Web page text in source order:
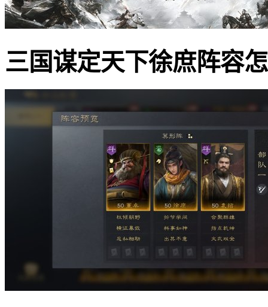
三国谋定天下徐庶阵容